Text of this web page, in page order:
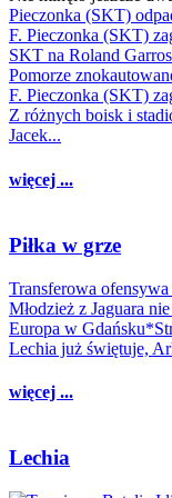
Pieczonka (SKT)
F. Pieczonka (SKT)
SKT na Roland
Pomorze
F. Pieczonka (SKT)
Z różnych boisk i
Jacek...
więcej ...
Piłka w grze
Transferowa
Młodzież z Jaguara
Europa w
Lechia już świętuje,
więcej ...
Lechia